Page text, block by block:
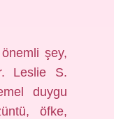
şey,
Leslie S.
duygu
öfke,